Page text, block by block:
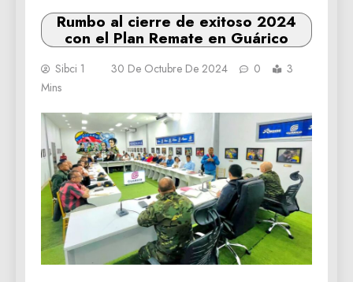
Rumbo al cierre de exitoso 2024
con el Plan Remate en Guárico
Sibci 1 30 De Octubre De 2024 0
3
Mins